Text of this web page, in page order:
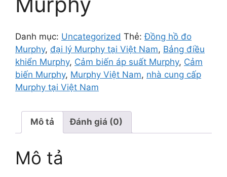
Danh mục: Uncategorized Thẻ:Đồng hồ đo
Murphy, đại lý Murphy tại Việt Nam, Bảng điều
khiển Murphy, Cảm biến áp suất Murphy, Cảm
biến Murphy, Murphy Việt Nam, nhà cung cấp
Murphy tại Việt Nam
Mô tả Đánh giá (0)
Mô tả